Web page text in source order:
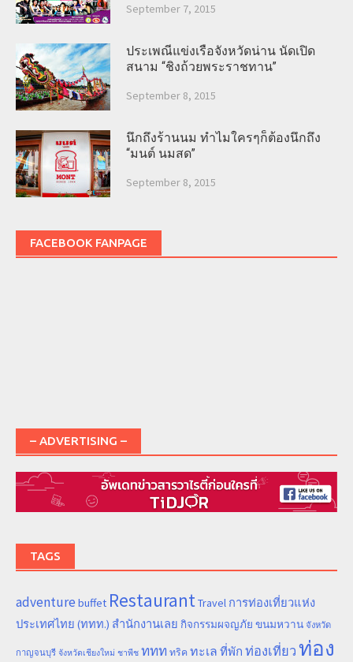
September 7, 2015
ประเพณีแข่งเรือจังหวัดน่าน นัดเปิด
สนาม “ชิงถ้วยพระราชทาน”
September 8, 2015
นึกถึงร้านนม ทำไมใครๆก็ต้องนึกถึง
“มนต์ นมสด”
September 8, 2015
FACEBOOK FANPAGE
– ADVERTISING –
TAGS
adventure buffet RestaurantTravel การท่องเที่ยวแห่ง
ประเทศไทย (ททท.) สำนักงานเลย กิจกรรมผจญภัย ขนมหวาน จังหวัด
กาญจนบุรี จังหวัดเชียงใหม่ ชาพีช ททท ทริค ทะเล ที่พัก ท่องเที่ยวท่อง